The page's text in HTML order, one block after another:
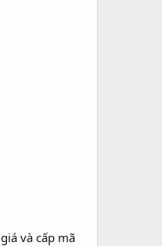
và cấp mã